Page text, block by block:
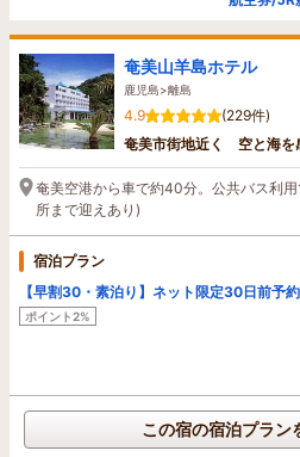
奄美山羊島ホテル
鹿児島>離島
4.9
(229件)
奄美市街地近く 空と海を
奄美空港から車で約40分。公共バス利
所まで迎えあり)
宿泊プラン
【早割30・素泊り】ネット限定30日前予
ポイント2%
この宿の宿泊プラン